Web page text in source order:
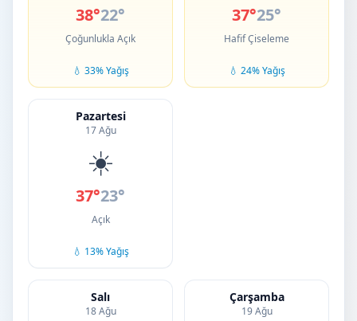
38°22°
Çoğunlukla Açık
💧 33% Yağış
37°25°
Hafif Çiseleme
💧 24% Yağış
Pazartesi
17 Ağu
☀️
37°23°
Açık
💧 13% Yağış
Salı
18 Ağu
Çarşamba
19 Ağu